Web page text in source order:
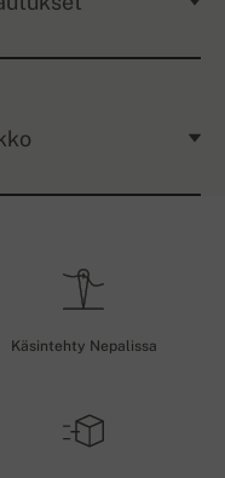
Käsintehty Nepalissa